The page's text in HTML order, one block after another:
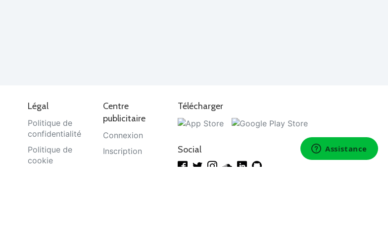
Légal
Politique de
confidentialité
Politique de
cookie
Centre
publicitaire
Connexion
Inscription
Télécharger
Social